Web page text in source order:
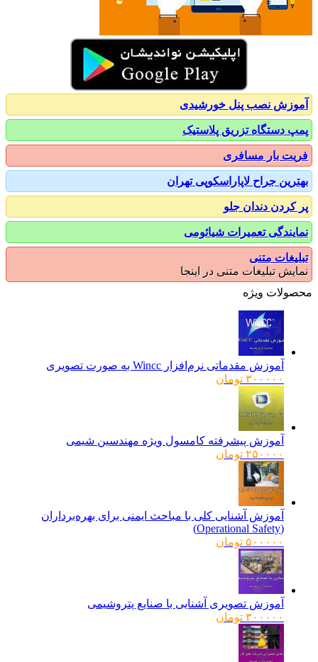
نصب پنل خورشیدی
دستگاه تزریق پلاستیک
بار مسافری
جراح لاپاراسکوپی تهران
دندان جلو
تعمیرات شیائومی
متنی
تبلیغات متنی در اینجا
ویژه
آموزش مقدماتی نرم‌افزار Wincc به صورت تصویری
۳۰۰۰۰۰ تومان
آموزش پیشرفته کامسول ویژه مهندسین شیمی
۲۵۰۰۰۰ تومان
آموزش آشنایی کلی با مباحث ایمنی برای بهره‌برداران
۵۰۰۰۰۰ تومان
آموزش تصویری آشنایی با صنایع پتروشیمی
۳۰۰۰۰۰ تومان